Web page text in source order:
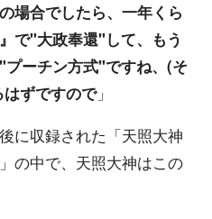
場合でしたら、一年くら
で"大政奉還"して、もう
ーチン方式"ですね、(そ
ずですので」
に収録された「天照大神
の中で、天照大神はこの